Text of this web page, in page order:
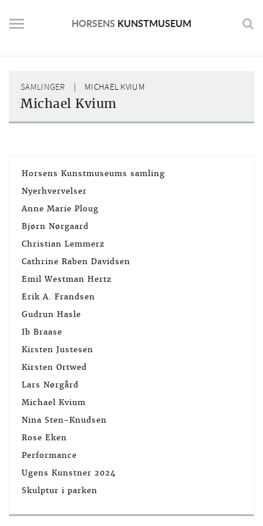
content
HORSENS KUNSTMUSEUM
SAMLINGER MICHAEL KVIUM
Michael Kvium
Horsens Kunstmuseums samling
Nyerhvervelser
Anne Marie Ploug
Bjørn Nørgaard
Christian Lemmerz
Cathrine Raben Davidsen
Emil Westman Hertz
Erik A. Frandsen
Gudrun Hasle
Ib Braase
Kirsten Justesen
Kirsten Ortwed
Lars Nørgård
Michael Kvium
Nina Sten-Knudsen
Rose Eken
Performance
Ugens Kunstner 2024
Skulptur i parken